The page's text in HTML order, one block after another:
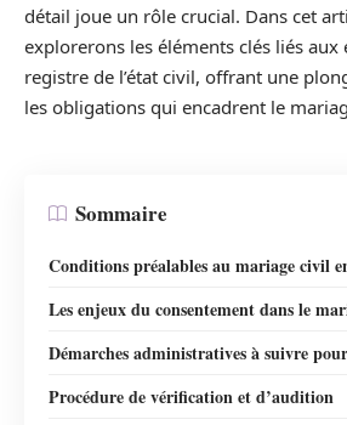
détail joue un rôle crucial. Dans cet
explorerons les éléments clés liés aux
registre de l’état civil, offrant une
les obligations qui encadrent le
Sommaire
Conditions préalables au mariage civil
Les enjeux du consentement dans le
Démarches administratives à suivre
Procédure de vérification et d’audition